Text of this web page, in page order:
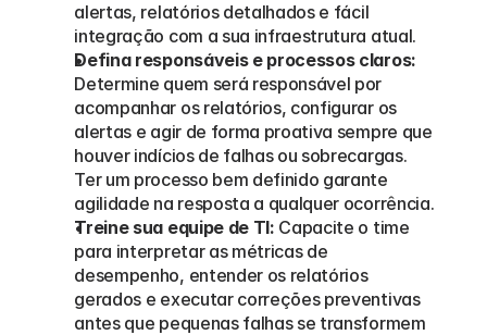
alertas, relatórios detalhados e fácil
integração com a sua infraestrutura atual.
Defina responsáveis e processos claros:
Determine quem será responsável por
acompanhar os relatórios, configurar os
alertas e agir de forma proativa sempre que
houver indícios de falhas ou sobrecargas.
Ter um processo bem definido garante
agilidade na resposta a qualquer ocorrência.
Treine sua equipe de TI: Capacite o time
para interpretar as métricas de
desempenho, entender os relatórios
gerados e executar correções preventivas
antes que pequenas falhas se transformem